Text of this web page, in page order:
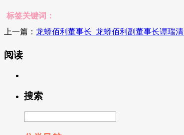
标签关键词：
上一篇： 龙蟒佰利董事长_龙蟒佰利副董事长谭瑞
阅读
搜索